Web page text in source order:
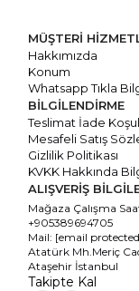
MÜŞTERİ
Hakkımızda
Konum
Whatsapp Tıkla
BİLGİLENDİRME
Teslimat İade
Mesafeli Satış
Gizlilik Politikası
KVKK Hakkında
ALIŞVERİŞ
Mağaza Çalışma
+905389694705
Mail: [email
Atatürk Mh.Meriç
Ataşehir İstanbul
Takipte Kal